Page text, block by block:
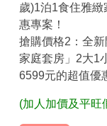
歲)1泊1食住雅
惠專案！
搶購價格2：全
家庭套房」2大1
6599元的超值優
(加人加價及平旺